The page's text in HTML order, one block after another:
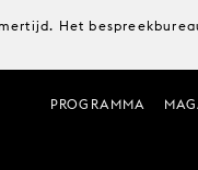
Het
PROGRAMMA